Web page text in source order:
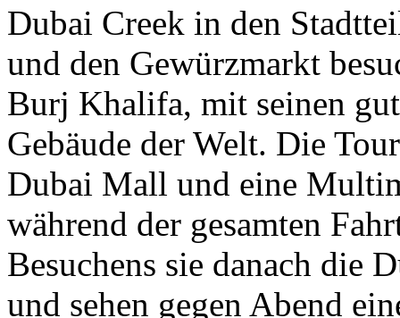
Dubai Creek in den
und den Gewürzmarkt
Burj Khalifa, mit seinen
Gebäude der Welt. Die
Dubai Mall und eine
während der gesamten
Besuchens sie danach die
und sehen gegen Abend